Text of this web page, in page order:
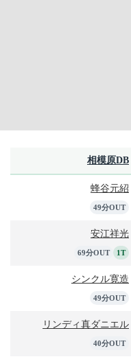
相模原DB
蜂谷元紹
49分OUT
安江祥光
69分OUT 1T
シンクル寛造
49分OUT
リンディ真ダニエル
40分OUT